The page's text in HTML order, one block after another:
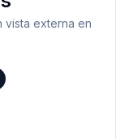
vista externa en